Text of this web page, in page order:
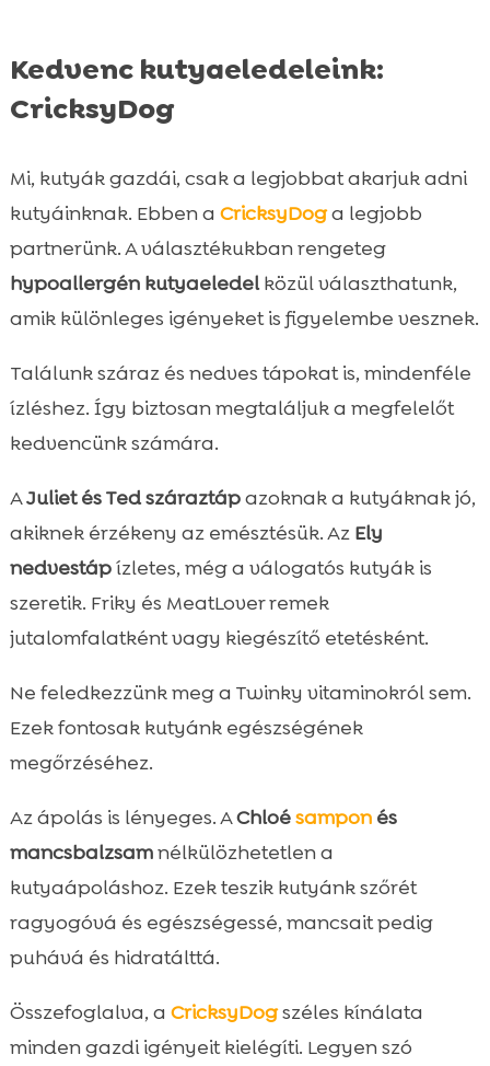
Kedvenc kutyaeledeleink:
CricksyDog
Mi, kutyák gazdái, csak a legjobbat akarjuk adni
kutyáinknak. Ebben a CricksyDoga legjobb
partnerünk. A választékukban rengeteg
hypoallergén kutyaeledelközül választhatunk,
amik különleges igényeket is figyelembe vesznek.
Találunk száraz és nedves tápokat is, mindenféle
ízléshez. Így biztosan megtaláljuk a megfelelőt
kedvencünk számára.
AJuliet és Ted száraztápazoknak a kutyáknak jó,
akiknek érzékeny az emésztésük. Az Ely
nedvestápízletes, még a válogatós kutyák is
szeretik. Friky és MeatLover remek
jutalomfalatként vagy kiegészítő etetésként.
Ne feledkezzünk meg a Twinky vitaminokról sem.
Ezek fontosak kutyánk egészségének
megőrzéséhez.
Az ápolás is lényeges. AChloésamponés
mancsbalzsamnélkülözhetetlen a
kutyaápoláshoz. Ezek teszik kutyánk szőrét
ragyogóvá és egészségessé, mancsait pedig
puhává és hidratálttá.
Összefoglalva, a CricksyDogszéles kínálata
minden gazdi igényeit kielégíti. Legyen szó